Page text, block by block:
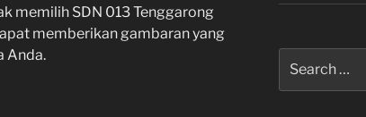
memilih SDN 013 Tenggarong
memberikan gambaran yang
Anda.
for: